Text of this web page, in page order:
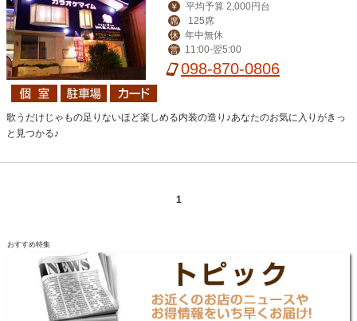
￥ 平均予算 2,000円台
席 125席
休 年中無休
営 11:00-翌5:00
098-870-0806
歌うだけじゃもの足りないほど楽しめる内装の造り♪あなたのお気に入りがきっ
と見つかる♪
1
おすすめ特集